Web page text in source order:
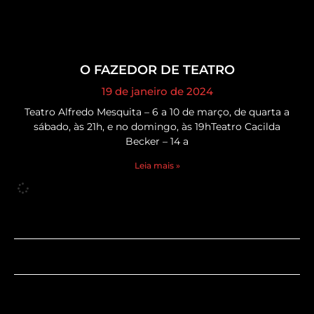
O FAZEDOR DE TEATRO
19 de janeiro de 2024
Teatro Alfredo Mesquita – 6 a 10 de março, de quarta a
sábado, às 21h, e no domingo, às 19hTeatro Cacilda
Becker – 14 a
Leia mais »